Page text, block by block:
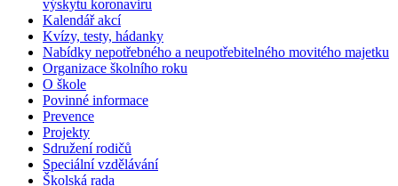
výskytu koronaviru
Kalendář akcí
Kvízy, testy, hádanky
Nabídky nepotřebného a neupotřebitelného movitého majetku
Organizace školního roku
O škole
Povinné informace
Prevence
Projekty
Sdružení rodičů
Speciální vzdělávání
Školská rada